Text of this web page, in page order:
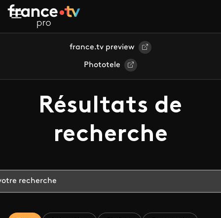
Aller au contenu principal
france.tv preview
Phototele
Résultats de
recherche